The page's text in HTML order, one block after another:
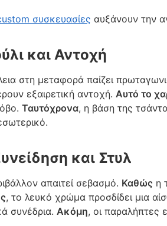
συσκευασίες αυξάνουν την
και Αντοχή
στη μεταφορά παίζει
εξαιρετική αντοχή. Αυτό το
Ταυτόχρονα, η βάση της
και Στυλ
απαιτεί σεβασμό. Καθώς η
, το λευκό χρώμα προσδίδει μια
συνέδρια. Ακόμη, οι παραλήπτες